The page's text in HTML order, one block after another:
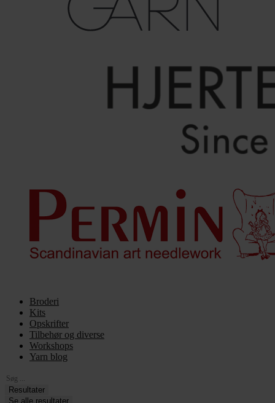
Broderi
Kits
Opskrifter
Tilbehør og diverse
Workshops
Yarn blog
Search
...Resultater
Se alle resultater